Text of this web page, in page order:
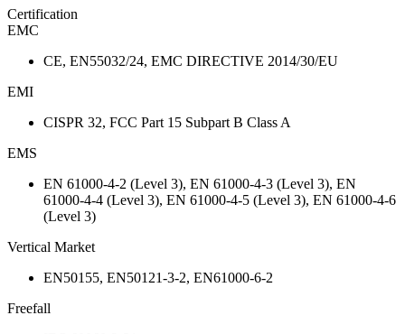
Certification
EMC
CE, EN55032/24, EMC DIRECTIVE 2014/30/EU
EMI
CISPR 32, FCC Part 15 Subpart B Class A
EMS
EN 61000-4-2 (Level 3), EN 61000-4-3 (Level 3), EN
61000-4-4 (Level 3), EN 61000-4-5 (Level 3), EN 61000-4-6
(Level 3)
Vertical Market
EN50155, EN50121-3-2, EN61000-6-2
Freefall